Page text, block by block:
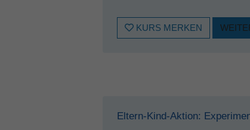
KURS MERKEN
Eltern-Kind-Aktion: